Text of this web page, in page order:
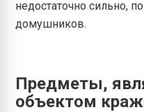
недостаточно сильно,
домушников.
Предметы,
объектом